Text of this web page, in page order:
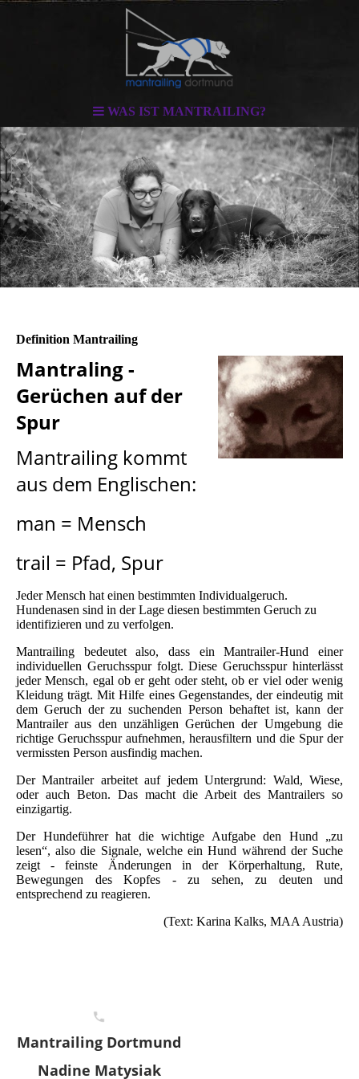
WAS IST MANTRAILING?
Definition Mantrailing
Mantraling -
Gerüchen auf der
Spur
Mantrailing kommt
aus dem Englischen:
man = Mensch
trail = Pfad, Spur
Jeder Mensch hat einen bestimmten Individualgeruch.
Hundenasen sind in der Lage diesen bestimmten Geruch zu
identifizieren und zu verfolgen.
Mantrailing bedeutet also, dass ein Mantrailer-Hund einer
individuellen Geruchsspur folgt. Diese Geruchsspur hinterlässt
jeder Mensch, egal ob er geht oder steht, ob er viel oder wenig
Kleidung trägt. Mit Hilfe eines Gegenstandes, der eindeutig mit
dem Geruch der zu suchenden Person behaftet ist, kann der
Mantrailer aus den unzähligen Gerüchen der Umgebung die
richtige Geruchsspur aufnehmen, herausfiltern und die Spur der
vermissten Person ausfindig machen.
Der Mantrailer arbeitet auf jedem Untergrund: Wald, Wiese,
oder auch Beton. Das macht die Arbeit des Mantrailers so
einzigartig.
Der Hundeführer hat die wichtige Aufgabe den Hund „zu
lesen“, also die Signale, welche ein Hund während der Suche
zeigt - feinste Änderungen in der Körperhaltung, Rute,
Bewegungen des Kopfes - zu sehen, zu deuten und
entsprechend zu reagieren.
(Text: Karina Kalks, MAA Austria)
Mantrailing Dortmund
Nadine Matysiak